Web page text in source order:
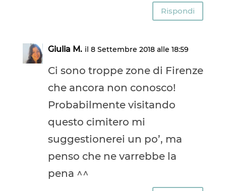
Rispondi
Giulia M. il 8 Settembre 2018 alle 18:59
Ci sono troppe zone di Firenze
che ancora non conosco!
Probabilmente visitando
questo cimitero mi
suggestionerei un po’, ma
penso che ne varrebbe la
pena ^^